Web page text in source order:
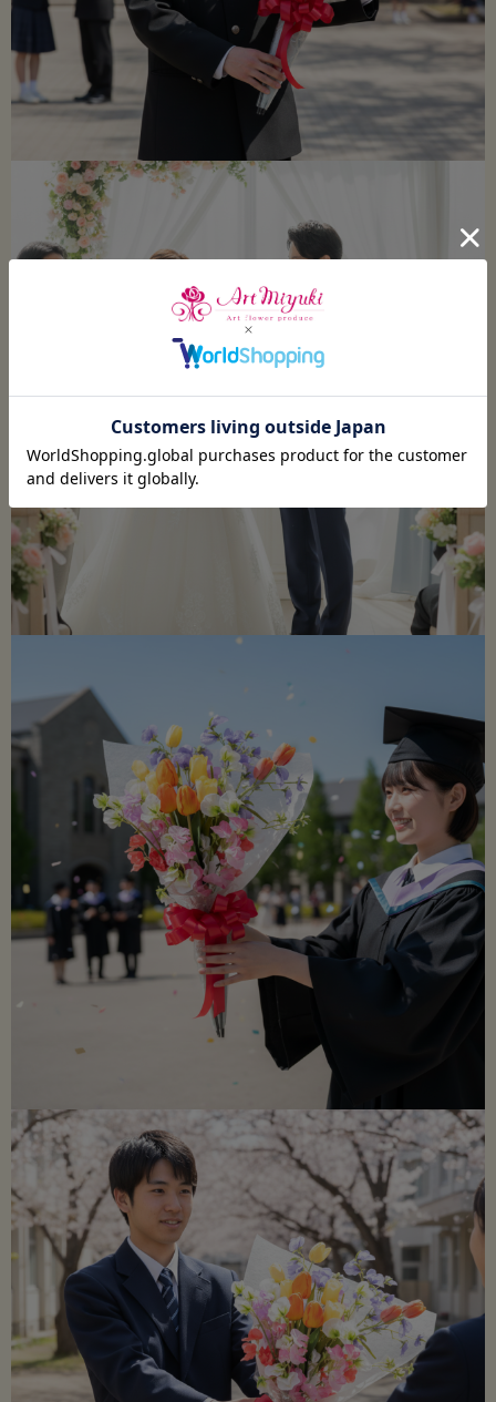
■ なぜ、様々なご用途での贈り物に選ばれるのか
プロポーズ・結婚記念日に
一生に一度の大切な瞬間は、絶対に失敗したくないもの。生花だと渡す
までの移動中にしおれる心配がありますが、このブーケならどんなタイ
ミングでも美しいまま。渡した後も枯れないため、「あの日の気持ち」
を形としてずっと残せます。永遠を誓う場面にふさわしい、記憶に残る
贈り物です。
：
新しい門出を祝う場面では、持ち歩き時間が長くなることも多いもの。
造花なら移動中に傷む心配がなく、式典後もきれいなまま飾れます。人
生の節目を象徴するギフトとして、長く思い出を残せるのが大きな魅力
誕生日・お祝い全般に：
華やかで明るいミックスカラーは、どんなお祝いにもぴったり。花粉の
心配がなく、ペットのいるご家庭にも安心して贈れます。飾るだけで空
す。
■ 商品詳細
：全長 約61cm ／ 横幅 約37cm ／ 花房部分 約38cm
主な花材
：チューリップ、スイートピー、その他
：ラッピングをしたまま飾ることも、外して花瓶に生けることも可能